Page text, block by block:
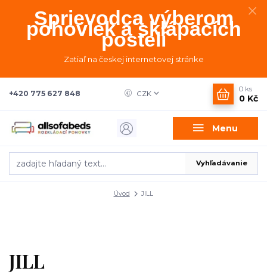
Sprievodca výberom
pohoviek a sklápacích
postelí
Zatiaľ na českej internetovej stránke
Menu
CZK
Vyhľadávanie
+420 775 627 848
0 ks
0 Kč
Úvod JILL
JILL